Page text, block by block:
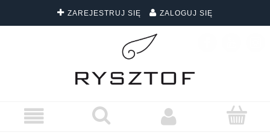
ZAREJESTRUJ SIĘ ZALOGUJ SIĘ
DARMOWA DOSTAWA WSZYSTKICH ZAMÓWIEŃ